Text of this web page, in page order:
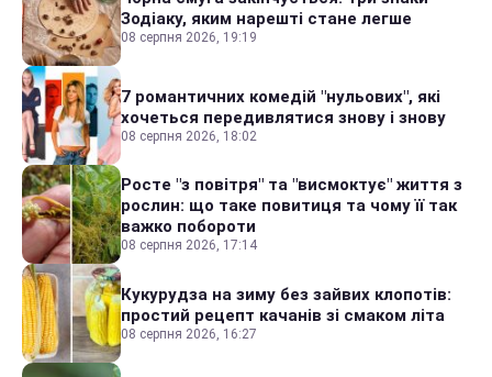
Зодіаку, яким нарешті стане легше
08 серпня 2026, 19:19
7 романтичних комедій "нульових", які
хочеться передивлятися знову і знову
08 серпня 2026, 18:02
Росте "з повітря" та "висмоктує" життя з
рослин: що таке повитиця та чому її так
важко побороти
08 серпня 2026, 17:14
Кукурудза на зиму без зайвих клопотів:
простий рецепт качанів зі смаком літа
08 серпня 2026, 16:27